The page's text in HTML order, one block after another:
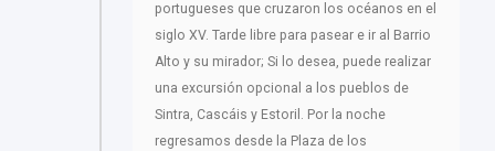
portugueses que cruzaron los océanos en el
siglo XV. Tarde libre para pasear e ir al Barrio
Alto y su mirador; Si lo desea, puede realizar
una excursión opcional a los pueblos de
Sintra, Cascáis y Estoril. Por la noche
regresamos desde la Plaza de los